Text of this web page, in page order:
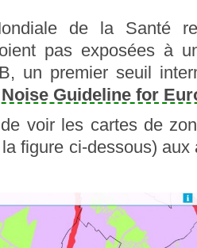
de la Santé
pas exposées à
un premier seuil
Guideline for
voir les cartes de
figure ci-dessous)